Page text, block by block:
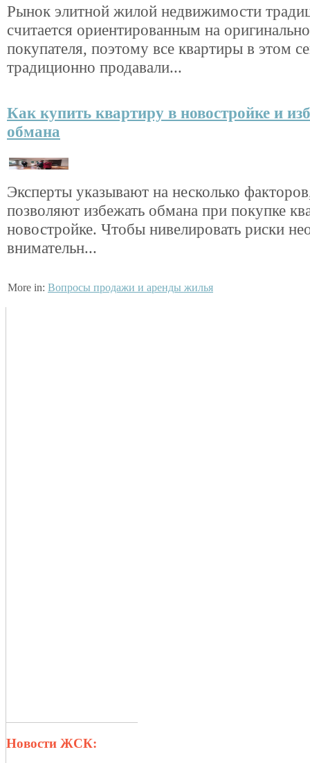
Рынок элитной жилой недвижимости
считается ориентированным на
покупателя, поэтому все квартиры в этом
традиционно продавали...
Как купить квартиру в новостройке и
обмана
Эксперты указывают на несколько
позволяют избежать обмана при покупке
новостройке. Чтобы нивелировать риски
внимательн...
More in: Вопросы продажи и аренды жилья
Новости ЖСК: